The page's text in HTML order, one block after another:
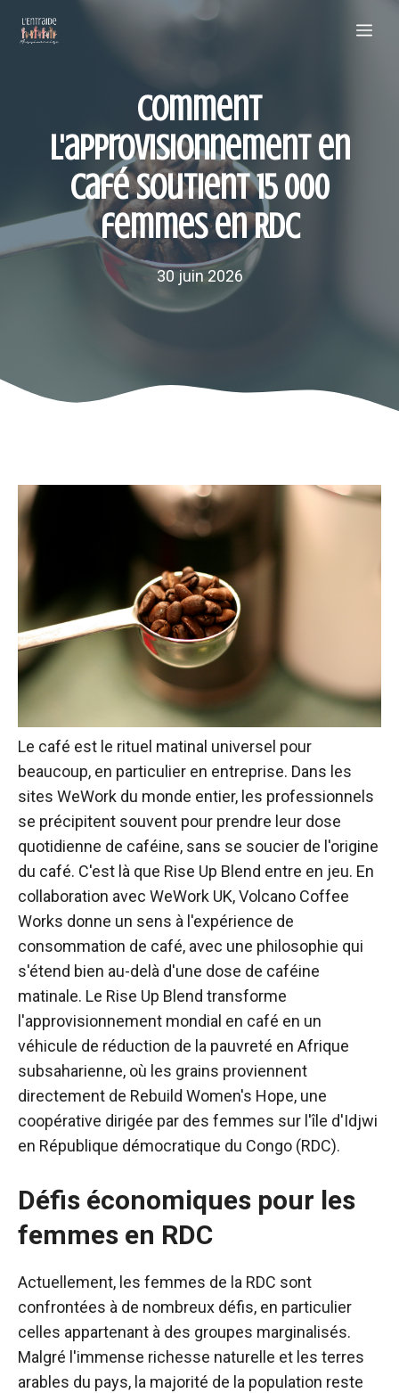
Comment
l'approvisionnement en
café soutient 15 000
femmes en RDC
30 juin 2026
Le café est le rituel matinal universel pour
beaucoup, en particulier en entreprise. Dans les
sites WeWork du monde entier, les professionnels
se précipitent souvent pour prendre leur dose
quotidienne de caféine, sans se soucier de l'origine
du café. C'est là que Rise Up Blend entre en jeu. En
collaboration avec WeWork UK, Volcano Coffee
Works donne un sens à l'expérience de
consommation de café, avec une philosophie qui
s'étend bien au-delà d'une dose de caféine
matinale. Le Rise Up Blend transforme
l'approvisionnement mondial en café en un
véhicule de réduction de la pauvreté en Afrique
subsaharienne, où les grains proviennent
directement de Rebuild Women's Hope, une
coopérative dirigée par des femmes sur l'île d'Idjwi
en République démocratique du Congo (RDC).
Défis économiques pour les
femmes en RDC
Actuellement, les femmes de la RDC sont
confrontées à de nombreux défis, en particulier
celles appartenant à des groupes marginalisés.
Malgré l'immense richesse naturelle et les terres
arables du pays, la majorité de la population reste